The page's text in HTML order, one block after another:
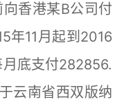
香港某B公司付
年11月起到2016
底支付282856.
云南省西双版纳